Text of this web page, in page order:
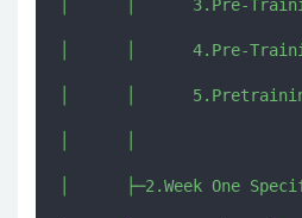
│      │      3.Pre-
│      │      4.Pre-
│      │
│      ├─2.Week One